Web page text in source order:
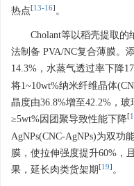
热点[13-16] 。
Cholant等以稻壳提取
法制备 PVA/NC复合薄膜。
14.3%，水蒸气透过率下降
将1~10wt%纳米纤维晶体
晶度由36.8%增至42.2%，
≥5wt%因团聚导致性能下降[
AgNPs(CNC-AgNPs)为双功
膜，使拉伸强度提升60%，
果，延长肉类货架期 [19] 。